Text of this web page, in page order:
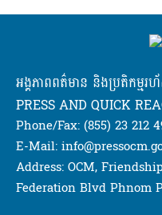
អង្គភាពពត៌មាន និងប្រតិកម្ម
PRESS AND QUICK
Phone/Fax: (855) 23 212
E-Mail:
Address: OCM,
Federation Blvd Phnom